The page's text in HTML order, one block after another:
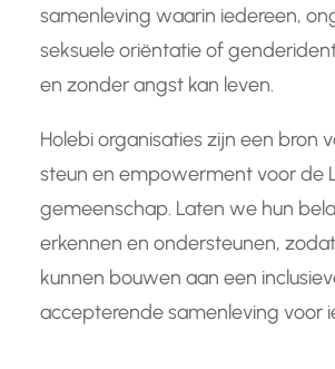
samenleving waarin iedereen,
seksuele oriëntatie of
en zonder angst kan leven.
Holebi organisaties zijn een bron
steun en empowerment voor de
gemeenschap. Laten we hun
erkennen en ondersteunen,
kunnen bouwen aan een
accepterende samenleving voor